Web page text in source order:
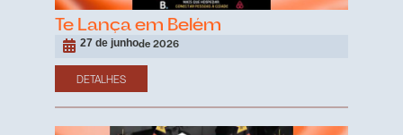
Te Lança em Belém
27 de junhode 2026
DETALHES